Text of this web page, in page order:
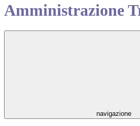
Amministrazione
navigazione